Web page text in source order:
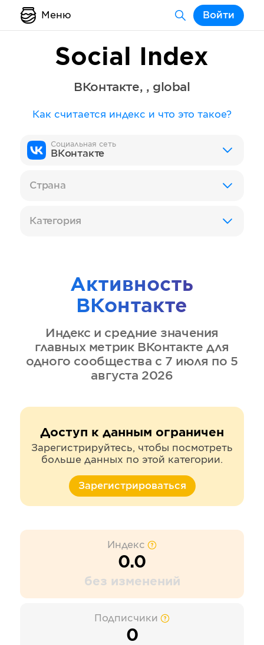
Меню Войти
Social Index
ВКонтакте, , global
Как считается индекс и что это такое?
Социальная сеть
ВКонтакте
Страна
Категория
Активность
ВКонтакте
Индекс и средние значения
главных метрик ВКонтакте для
одного сообщества с 7 июля по 5
августа 2026
Доступ к данным ограничен
Зарегистрируйтесь, чтобы посмотреть
больше данных по этой категории.
Зарегистрироваться
Индекс
0.0
без изменений
Подписчики
0